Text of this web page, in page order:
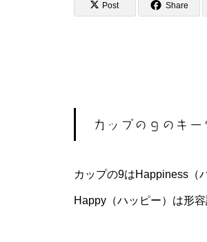
金星（
太陽 (
ンボル
Post Share
カップの９のキー
カップの9はHappiness（
Happy（ハッピー）は形